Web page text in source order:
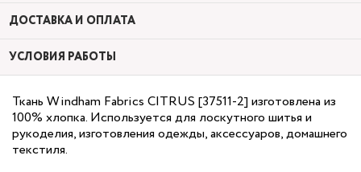
ДОСТАВКА И ОПЛАТА
УСЛОВИЯ РАБОТЫ
Ткань Windham Fabrics CITRUS [37511-2] изготовлена из
100% хлопка. Используется для лоскутного шитья и
рукоделия, изготовления одежды, аксессуаров, домашнего
текстиля.